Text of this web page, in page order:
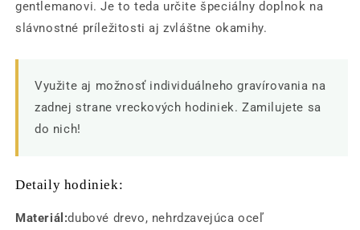
gentlemanovi. Je to teda určite špeciálny doplnok na
slávnostné príležitosti aj zvláštne okamihy.
Využite aj možnosť individuálneho gravírovania na
zadnej strane vreckových hodiniek. Zamilujete sa
do nich!
Detaily hodiniek:
Materiál:dubové drevo, nehrdzavejúca oceľ